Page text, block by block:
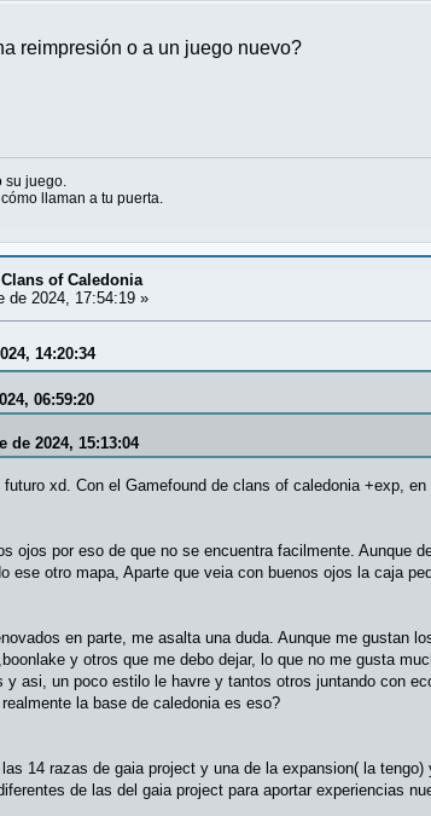
reimpresión o a un juego nuevo?
juego.
llaman a tu puerta.
of Caledonia
de 2024, 17:54:19 »
14:20:34
06:59:20
de 2024, 15:13:04
xd. Con el Gamefound de clans of caledonia +exp,
ojos por eso de que no se encuentra facilmente. Aunque
ese otro mapa, Aparte que veia con buenos ojos la caja
en parte, me asalta una duda. Aunque me gustan
y otros que me debo dejar, lo que no me gusta
asi, un poco estilo le havre y tantos otros juntando con
la base de caledonia es eso?
14 razas de gaia project y una de la expansion( la
de las del gaia project para aportar experiencias